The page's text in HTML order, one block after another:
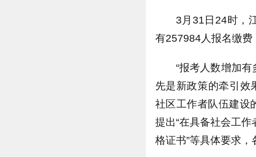
3月31日24时，
有257984人报名缴费
“报考人数增加
先是新政策的牵引效
社区工作者队伍建设
提出“在具备社会工
格证书”等具体要求，